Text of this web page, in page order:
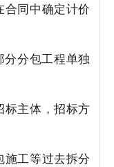
同中确定计价
分包工程单独
标主体，招标方
工等过去拆分